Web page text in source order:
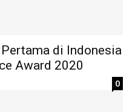
di Indonesia
Award 2020
0